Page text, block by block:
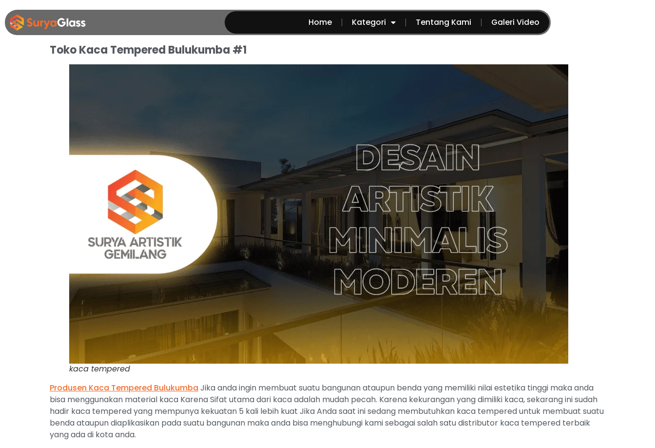
Home Kategori Tentang Kami Galeri Video
Toko Kaca Tempered Bulukumba #1
kaca tempered
Produsen Kaca Tempered Bulukumba Jika anda ingin membuat suatu bangunan ataupun benda yang memiliki nilai estetika tinggi maka anda
bisa menggunakan material kaca Karena Sifat utama dari kaca adalah mudah pecah. Karena kekurangan yang dimiliki kaca, sekarang ini sudah
hadir kaca tempered yang mempunya kekuatan 5 kali lebih kuat Jika Anda saat ini sedang membutuhkan kaca tempered untuk membuat suatu
benda ataupun diaplikasikan pada suatu bangunan maka anda bisa menghubungi kami sebagai salah satu distributor kaca tempered terbaik
yang ada di kota anda.